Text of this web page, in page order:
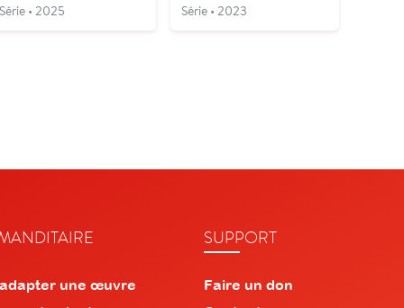
• 2025 Série • 2023
une œuvre
SUPPORT
Faire un don